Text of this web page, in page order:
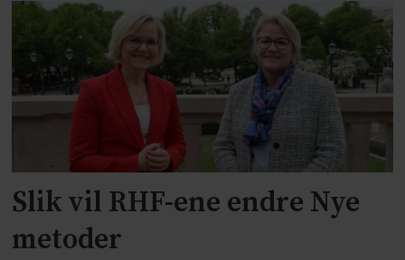
Slik vil RHF-ene endre Nye
metoder